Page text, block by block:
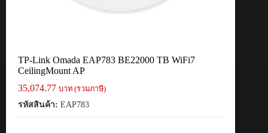
TP-Link Omada EAP783 BE22000 TB WiFi7
CeilingMount AP
35,074.77 บาท (รวมภาษี)
รหัสสินค้า: EAP783